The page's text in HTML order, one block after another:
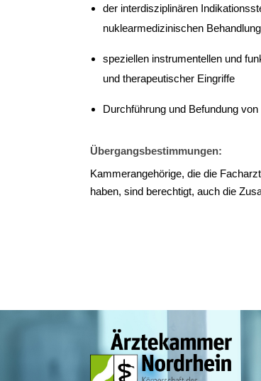
der interdisziplinären
nuklearmedizinischen
speziellen instrumentellen und
und therapeutischer Eingriffe
Durchführung und Befundung
Übergangsbestimmungen:
Kammerangehörige, die die
haben, sind berechtigt, auch die